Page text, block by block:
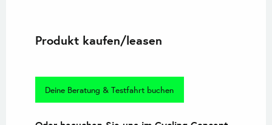
Produkt kaufen/leasen
Deine Beratung & Testfahrt buchen